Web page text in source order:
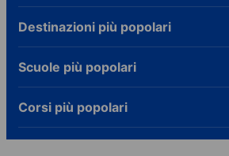
Destinazioni più popolari
Scuole più popolari
Corsi più popolari